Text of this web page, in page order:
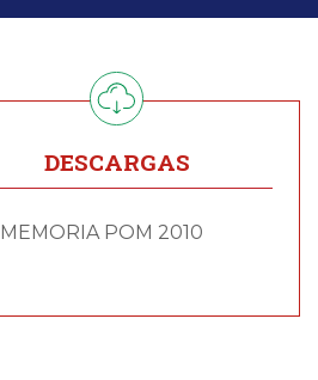
DESCARGAS
MEMORIA POM 2010